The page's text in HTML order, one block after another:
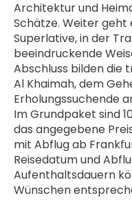
Architektur und
Schätze. Weiter geht
Superlative, in der
beeindruckende
Abschluss bilden die
Al Khaimah, dem
Erholungssuchende
Im Grundpaket sind
das angegebene
mit Abflug ab
Reisedatum und
Aufenthaltsdauern
Wünschen